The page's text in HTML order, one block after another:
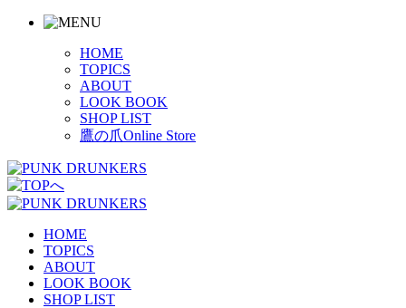
HOME
TOPICS
ABOUT
LOOK BOOK
SHOP LIST
鷹の爪Online Store
HOME
TOPICS
ABOUT
LOOK BOOK
SHOP LIST